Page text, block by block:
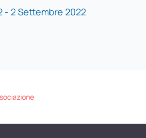
- 2 Settembre 2022